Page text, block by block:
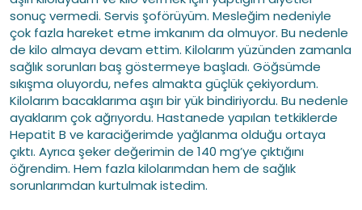
sonuç vermedi. Servis şoförüyüm. Mesleğim nedeniyle
çok fazla hareket etme imkanım da olmuyor. Bu nedenle
de kilo almaya devam ettim. Kilolarım yüzünden zamanla
sağlık sorunları baş göstermeye başladı. Göğsümde
sıkışma oluyordu, nefes almakta güçlük çekiyordum.
Kilolarım bacaklarıma aşırı bir yük bindiriyordu. Bu nedenle
ayaklarım çok ağrıyordu. Hastanede yapılan tetkiklerde
Hepatit B ve karaciğerimde yağlanma olduğu ortaya
çıktı. Ayrıca şeker değerimin de 140 mg’ye çıktığını
öğrendim. Hem fazla kilolarımdan hem de sağlık
sorunlarımdan kurtulmak istedim.